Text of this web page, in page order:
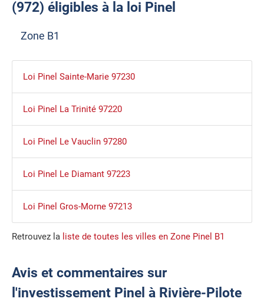
(972) éligibles à la loi Pinel
Zone B1
Loi Pinel Sainte-Marie 97230
Loi Pinel La Trinité 97220
Loi Pinel Le Vauclin 97280
Loi Pinel Le Diamant 97223
Loi Pinel Gros-Morne 97213
Retrouvez la liste de toutes les villes en Zone Pinel B1
Avis et commentaires sur
l'investissement Pinel à Rivière-Pilote